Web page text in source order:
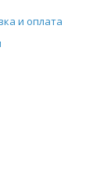
и оплата